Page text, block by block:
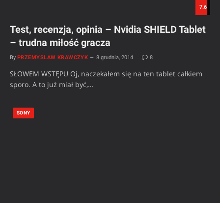
7.6
Test, recenzja, opinia – Nvidia SHIELD Tablet
– trudna miłość gracza
By PRZEMYSŁAW KRAWCZYK 8 grudnia, 2014 8
SŁOWEM WSTĘPU Oj, naczekałem się na ten tablet całkiem
sporo. A to już miał być,…
SONY